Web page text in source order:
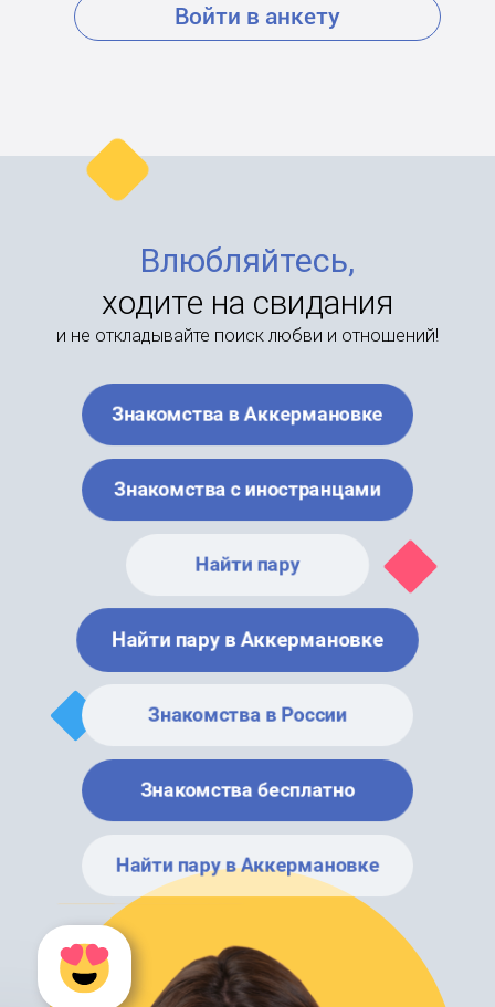
Войти в анкету
Влюбляйтесь,
ходите на свидания
и не откладывайте поиск любви и отношений!
Знакомства в Аккермановке
Знакомства с иностранцами
Найти пару
Найти пару в Аккермановке
Знакомства в России
Знакомства бесплатно
Найти пару в Аккермановке